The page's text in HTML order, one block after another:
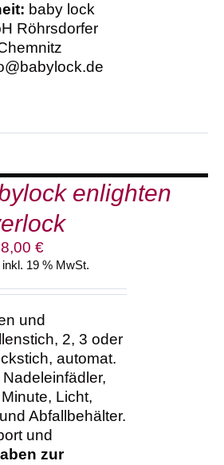
baby lock
Röhrsdorfer
enlighten
€
inkl. 19 % MwSt.
und
2, 3 oder
automat.
Licht,
Abfallbehälter.
und
zur